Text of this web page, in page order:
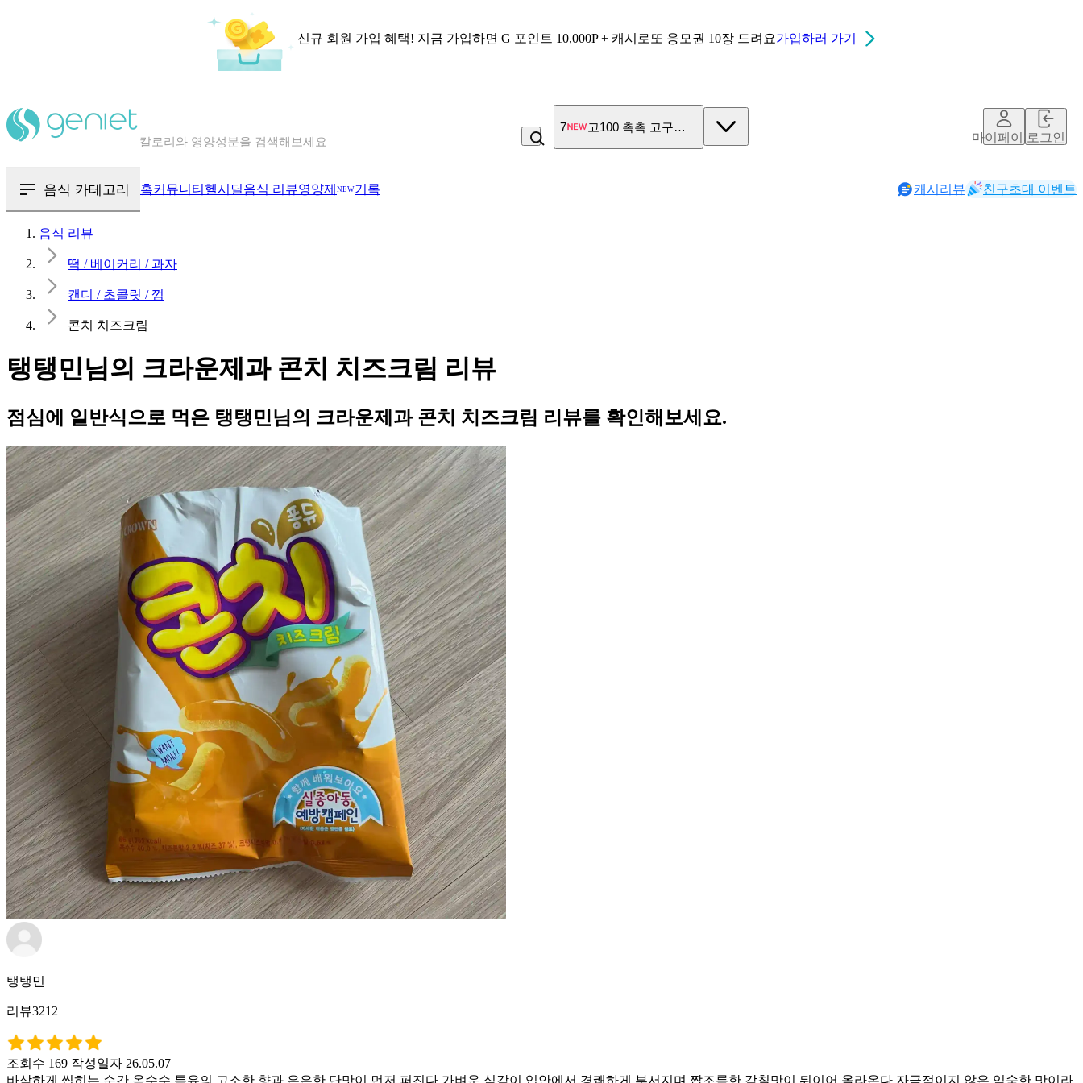
신규 회원 가입 혜택! 지금 가입하면 G 포인트 10,000P + 캐시로또 응모권 10장 드려요가입하러 가기
혈당 · 다이어트 음식 검색해보세요
7 고100 촉촉 고구마 스틱
마이페이지로그인
음식 카테고리 홈커뮤니티 헬시딜음식 리뷰영양제 NEW기록 캐시리뷰 친구초대 이벤트
음식 리뷰
떡 / 베이커리 / 과자
캔디 / 초콜릿 / 껌
콘치 치즈크림
탱탱민님의 크라운제과 콘치 치즈크림 리뷰
점심에 일반식으로 먹은 탱탱민님의 크라운제과 콘치 치즈크림 리뷰를 확인해보세요.
탱탱민
리뷰3212
조회수 169 작성일자 26.05.07
바삭하게 씹히는 순간 옥수수 특유의 고소한 향과 은은한 단맛이 먼저 퍼진다 가벼운 식감이 입안에서 경쾌하게 부서지며 짭조름한 감칠맛이 뒤이어 올라온다 자극적이지 않은 익숙한 맛이라